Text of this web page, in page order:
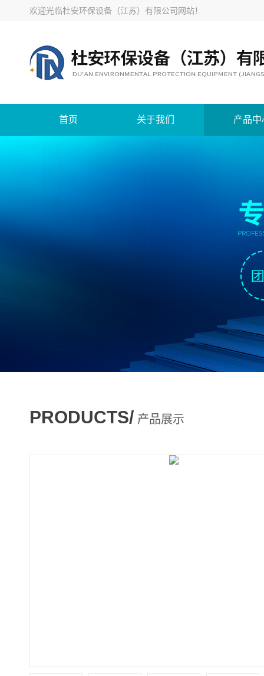
欢迎光临杜安环保设备（江苏）有限公司网站！
首页 关于我们 产品中
PRODUCTS/ 产品展示